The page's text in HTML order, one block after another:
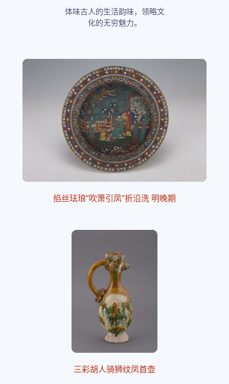
体味古人的生活韵味，领略文
化的无穷魅力。
掐丝珐琅“吹箫引凤”折沿洗 明晚期
三彩胡人骑狮纹凤首壶